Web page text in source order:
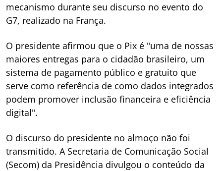
mecanismo durante seu discurso no evento do
G7, realizado na França.
O presidente afirmou que o Pix é "uma de nossas
maiores entregas para o cidadão brasileiro, um
sistema de pagamento público e gratuito que
serve como referência de como dados integrados
podem promover inclusão financeira e eficiência
digital".
O discurso do presidente no almoço não foi
transmitido. A Secretaria de Comunicação Social
(Secom) da Presidência divulgou o conteúdo da